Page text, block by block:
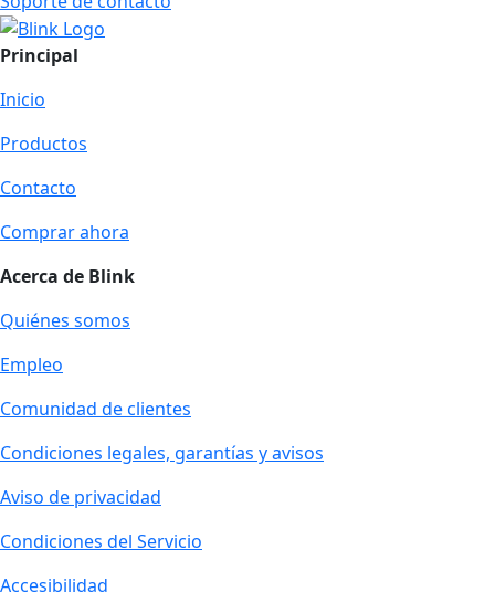
Principal
Inicio
Productos
Contacto
Comprar ahora
Acerca de Blink
Quiénes somos
Empleo
Comunidad de clientes
Condiciones legales, garantías y avisos
Aviso de privacidad
Condiciones del Servicio
Accesibilidad